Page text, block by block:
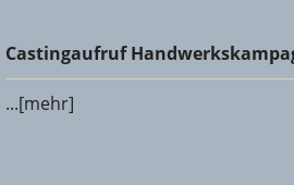
Castingaufruf
Castingaufruf
...[mehr]